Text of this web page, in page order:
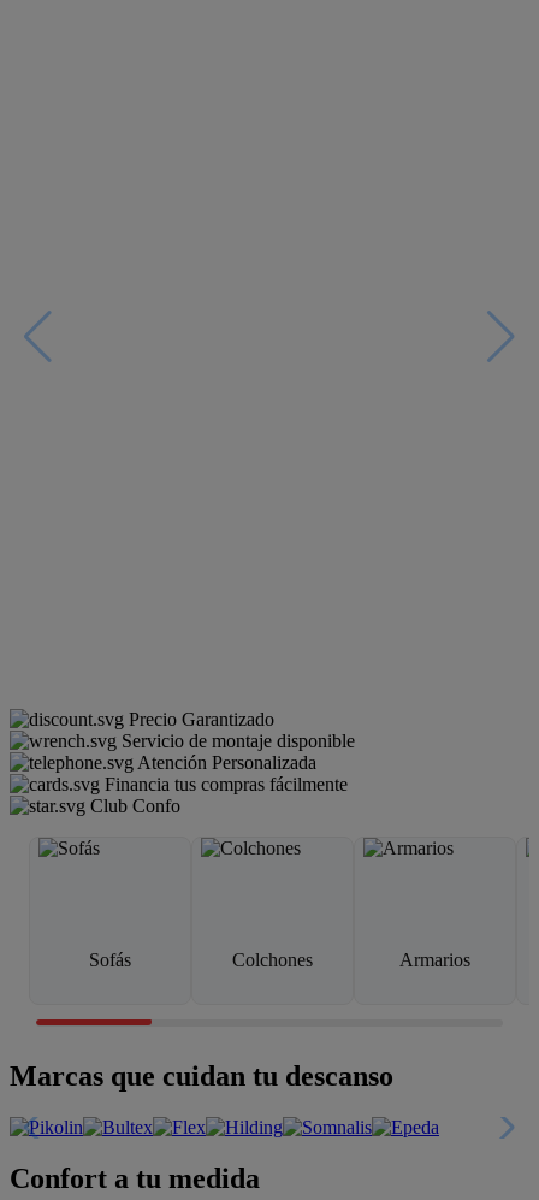
Precio Garantizado
Servicio de montaje disponible
Atención Personalizada
Financia tus compras fácilmente
Club Confo
Sofás Colchones Armarios
Marcas que cuidan tu descanso
Confort a tu medida